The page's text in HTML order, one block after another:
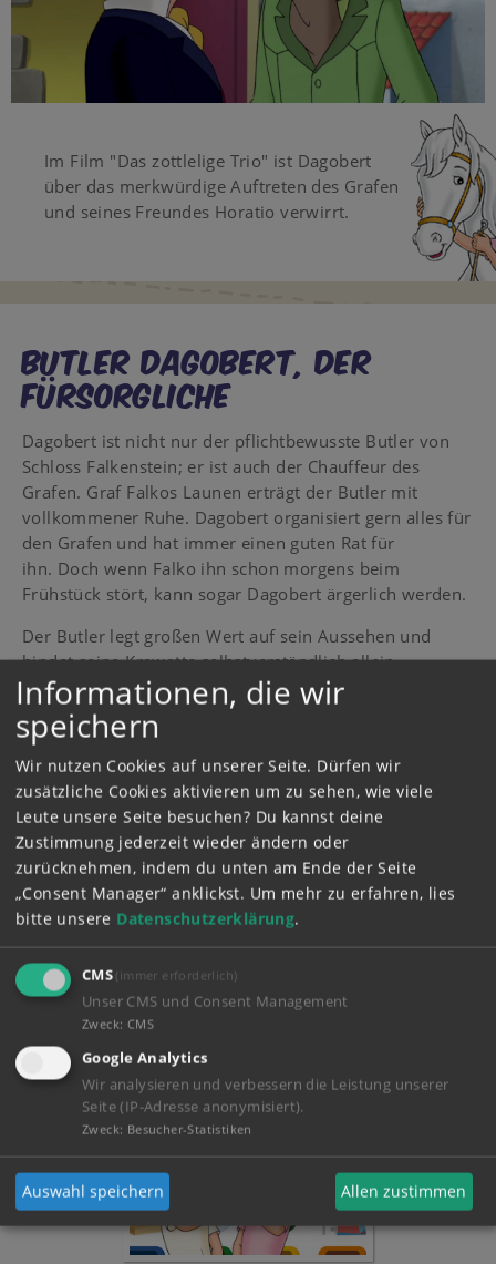
Video
Im Film "Das zottlelige Trio" ist Dagobert
über das merkwürdige Auftreten des Grafen
und seines Freundes Horatio verwirrt.
Butler Dagobert, der
Fürsorgliche
Dagobert ist nicht nur der pflichtbewusste Butler von
Schloss Falkenstein; er ist auch der Chauffeur des
Grafen. Graf Falkos Launen erträgt der Butler mit
vollkommener Ruhe. Dagobert organisiert gern alles für
den Grafen und hat immer einen guten Rat für
ihn. Doch wenn Falko ihn schon morgens beim
Frühstück stört, kann sogar Dagobert ärgerlich werden.
Der Butler legt großen Wert auf sein Aussehen und
bindet seine Krawatte selbstverständlich allein.
Mein Tagebuch!
Informationen, die wir
speichern
Wir nutzen Cookies auf unserer Seite. Dürfen wir
zusätzliche Cookies aktivieren um zu sehen, wie viele
Leute unsere Seite besuchen? Du kannst deine
Zustimmung jederzeit wieder ändern oder
zurücknehmen, indem du unten am Ende der Seite
„Consent Manager“ anklickst. Um mehr zu erfahren, lies
bitte unsere Datenschutzerklärung.
CMS (immer erforderlich)
Unser CMS und Consent Management
Zweck: CMS
Google Analytics
Wir analysieren und verbessern die Leistung unserer
Seite (IP-Adresse anonymisiert).
Zweck: Besucher-Statistiken
Auswahl speichern Allen zustimmen